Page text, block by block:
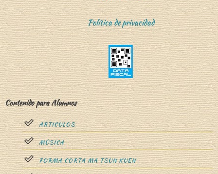
Política de privacidad
Contenido para Alumnos
ARTICULOS
MÚSICA
FORMA CORTA MA TSUN KUEN